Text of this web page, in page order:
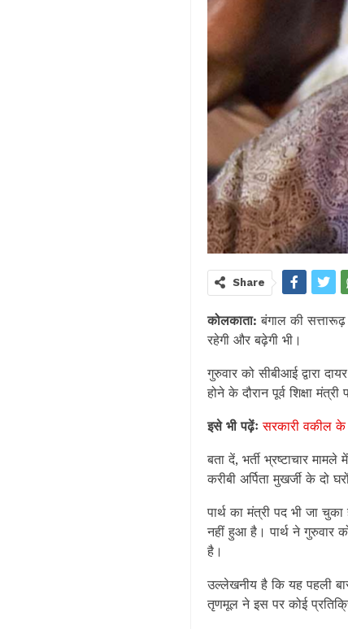
Share
कोलकाता: बंगाल की सत्तारूढ़
रहेगी और बढ़ेगी भी।
गुरुवार को सीबीआई द्वारा
होने के दौरान पूर्व शिक्षा
इसे भी पढ़ेंःसरकारी वकील
बता दें, भर्ती भ्रष्टाचार मामले
करीबी अर्पिता मुखर्जी के दो
पार्थ का मंत्री पद भी जा
नहीं हुआ है। पार्थ ने गुरुवार
है।
उल्लेखनीय है कि यह पहली
तृणमूल ने इस पर कोई